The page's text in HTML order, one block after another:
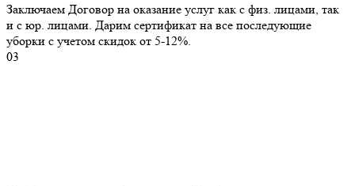
Заключаем Договор на оказание услуг как с физ. лицами, так
и с юр. лицами. Дарим сертификат на все последующие
уборки с учетом скидок от 5-12%.
03